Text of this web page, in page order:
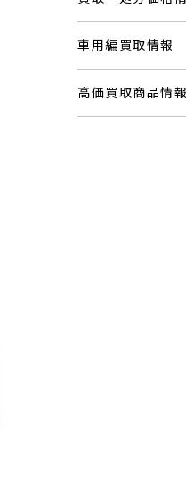
車用編買取情報
高価買取商品情